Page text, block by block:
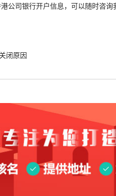
公司银行开户信息，可以随时咨询
闭原因